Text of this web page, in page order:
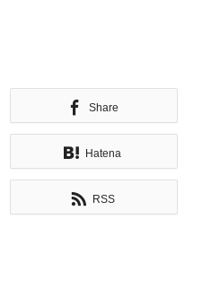
Share
Hatena
RSS